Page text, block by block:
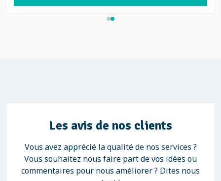
Les avis de nos clients
Vous avez apprécié la qualité de nos services ?
Vous souhaitez nous faire part de vos idées ou
commentaires pour nous améliorer ? Dites nous